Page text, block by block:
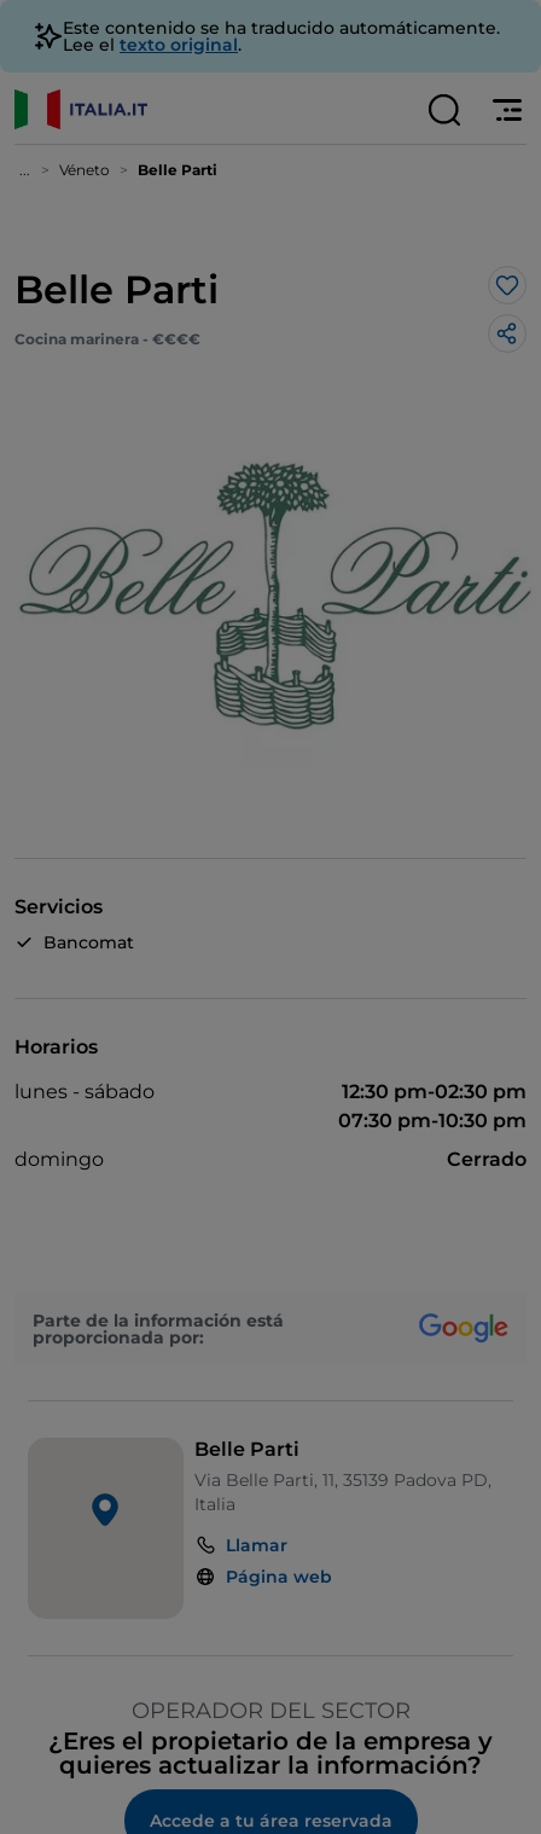
Este contenido se ha traducido automáticamente.
Lee el texto original.
... Véneto Belle Parti
Belle Parti Me
Cocina marinera - €€€€
Servicios
Bancomat
Horarios
lunes - sábado
12:30 pm-02:30 pm
07:30 pm-10:30 pm
domingo
Cerrado
Parte de la información está
proporcionada por:
Belle Parti
Via Belle Parti, 11, 35139 Padova PD,
Italia
Llamar
Página web
OPERADOR DEL SECTOR
¿Eres el propietario de la empresa y
quieres actualizar la información?
Accede a tu área reservada